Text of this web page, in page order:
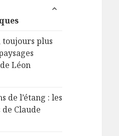
menu
ouvrir
menu
toujours plus
Léon
de l’étang : les
Claude